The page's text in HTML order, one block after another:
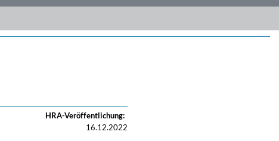
HRA-Veröffentlichung:
16.12.2022